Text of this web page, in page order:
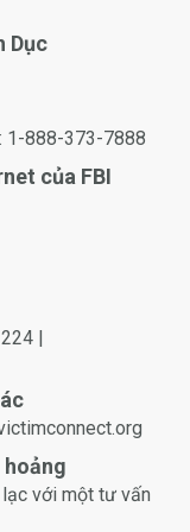
bất cứ lúc nào.
mái hoặc không
ảnh hưởng của
Dục
1-888-373-7888
của FBI
|
với một tư vấn